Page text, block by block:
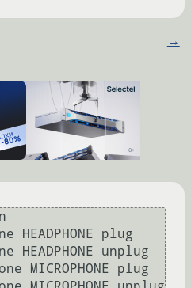
→
HEADPHONE plug
HEADPHONE unplug
MICROPHONE plug